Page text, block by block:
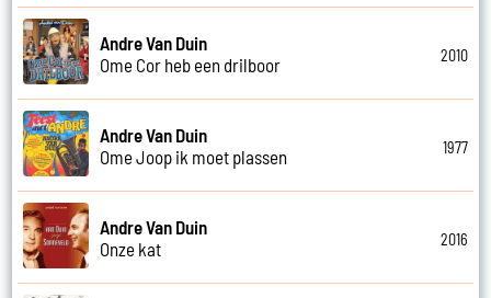
Andre Van Duin
Ome Cor heb een drilboor
2010
Andre Van Duin
Ome Joop ik moet plassen
1977
Andre Van Duin
Onze kat
2016